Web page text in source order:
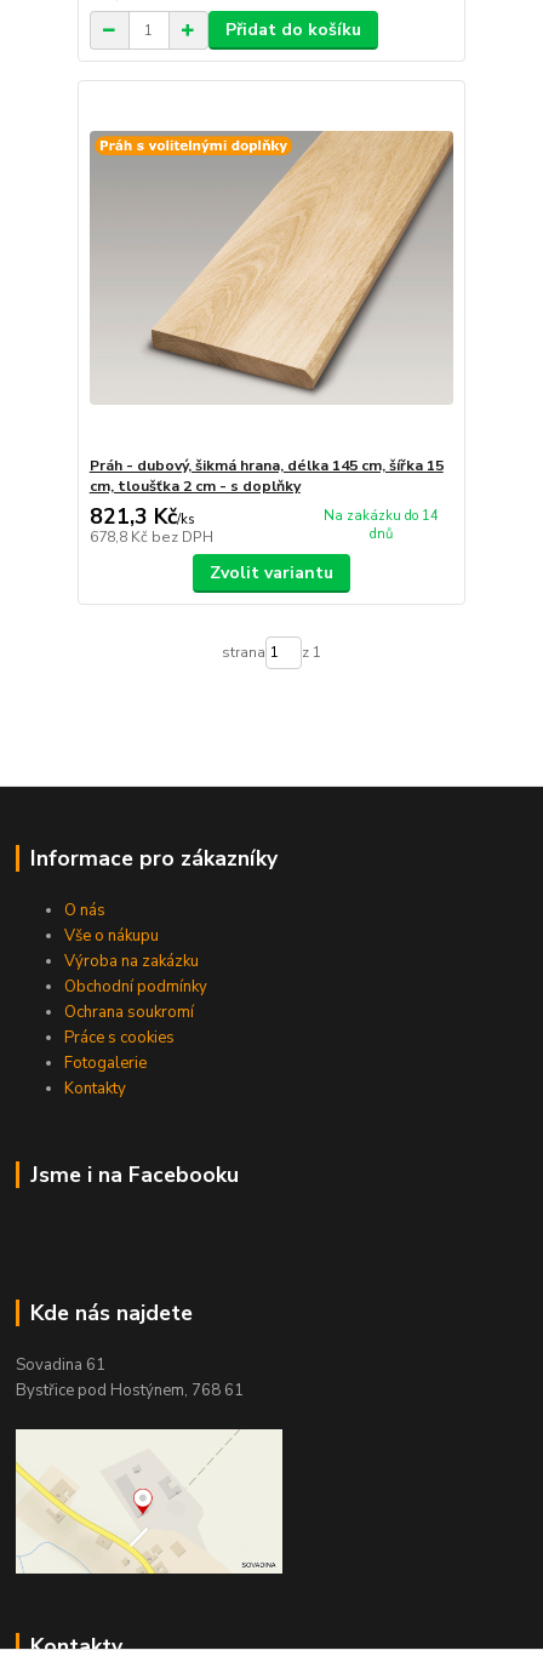
Přidat do košíku
Práh - dubový, šikmá hrana, délka 145 cm, šířka 15
cm, tloušťka 2 cm - s doplňky
821,3 Kč/ks
678,8 Kč bez DPH
Na zakázku do 14
dnů
Zvolit variantu
strana z 1
Informace pro zákazníky
O nás
Vše o nákupu
Výroba na zakázku
Obchodní podmínky
Ochrana soukromí
Práce s cookies
Fotogalerie
Kontakty
Jsme i na Facebooku
Kde nás najdete
Sovadina 61
Bystřice pod Hostýnem, 768 61
Kontakty